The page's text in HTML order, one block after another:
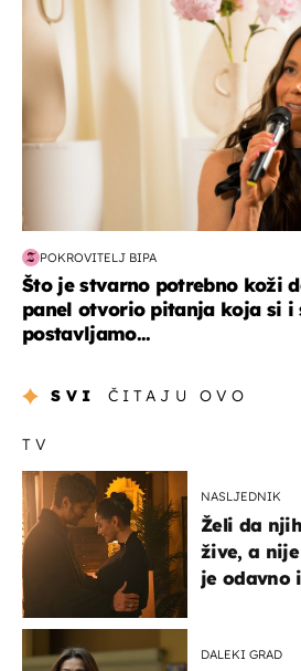
POKROVITELJ BIPA
Što je stvarno potrebno koži
panel otvorio pitanja koja si i
postavljamo...
SVI ČITAJU OVO
TV
NASLJEDNIK
Želi da
žive, a
je odavno
DALEKI GRAD